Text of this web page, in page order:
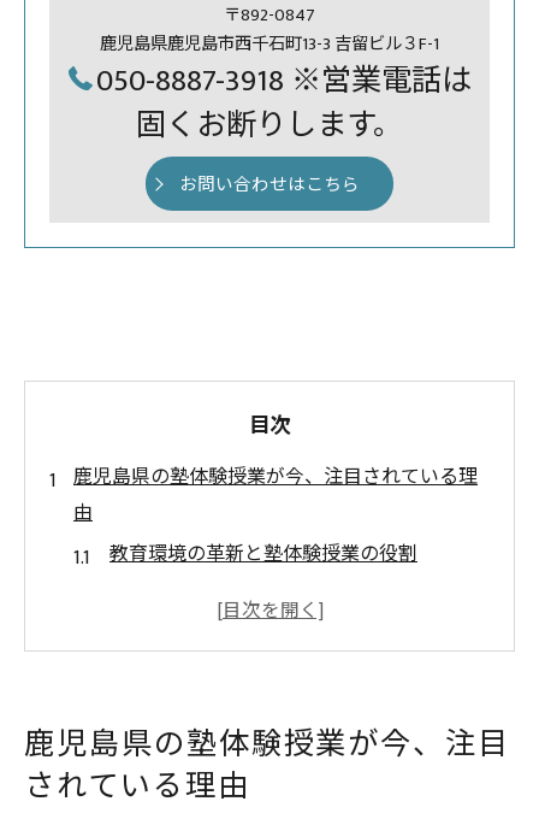
〒892-0847
鹿児島県鹿児島市西千石町13-3 吉留ビル３F-1
050-8887-3918 ※営業電話は
固くお断りします。
お問い合わせはこちら
目次
鹿児島県の塾体験授業が今、注目されている理
由
教育環境の革新と塾体験授業の役割
生徒の学びを広げる塾の重要性
塾体験授業が注目される背景
塾での体験授業を通じて得られる学びの可能性
鹿児島県の塾体験授業が今、注目
されている理由